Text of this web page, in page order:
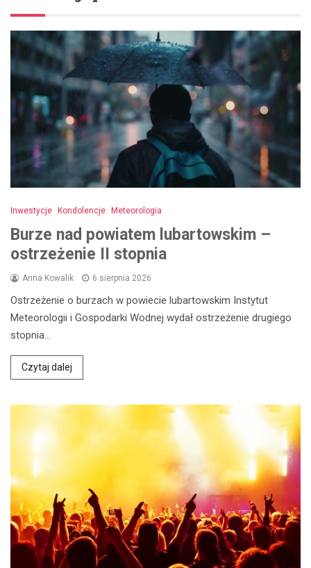
Inwestycje Kondolencje Meteorologia
Burze nad powiatem lubartowskim –
ostrzeżenie II stopnia
Anna Kowalik 6 sierpnia 2026
Ostrzeżenie o burzach w powiecie lubartowskim Instytut
Meteorologii i Gospodarki Wodnej wydał ostrzeżenie drugiego
stopnia…
Czytaj dalej